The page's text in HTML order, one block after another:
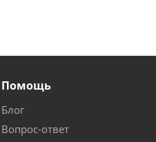
Помощь
Блог
Вопрос-ответ